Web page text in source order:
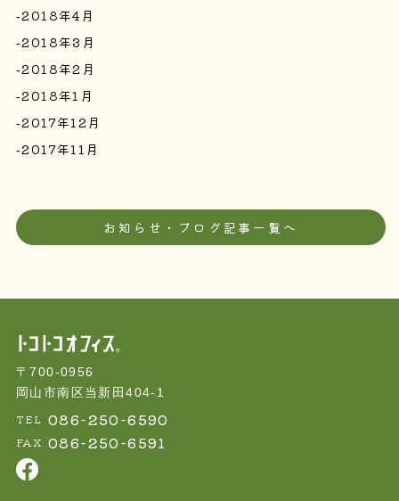
2018年4月
2018年3月
2018年2月
2018年1月
2017年12月
2017年11月
お知らせ・ブログ記事一覧へ
〒700-0956
岡山市南区当新田404-1
TEL 086-250-6590
FAX 086-250-6591